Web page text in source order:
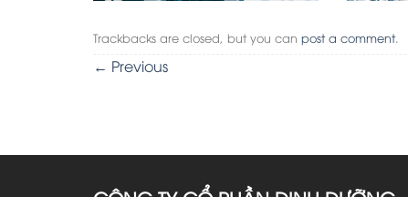
Trackbacks are closed, but you can post a comment.
← Previous